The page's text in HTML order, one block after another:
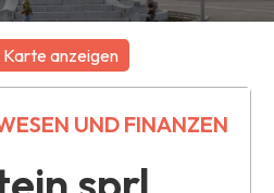
anzeigen
UND FINANZEN